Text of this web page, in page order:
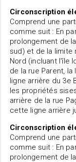
Circonscription
Comprend une
comme suit : En
prolongement de
sud) et de la limite
Nord (incluant l'île
de la rue Parent,
ligne arrière du 3e
les propriétés
arrière de la rue
cette ligne arrière
Circonscription
Comprend une
comme suit : En
prolongement de